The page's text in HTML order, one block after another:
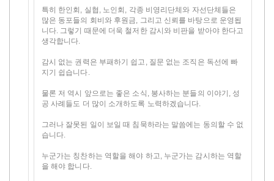
특히 한인회, 실협, 노인회, 각종 비영리단체와 자선단체들은
많은 동포들의 회비와 후원금, 그리고 신뢰를 바탕으로 운영됩
니다. 그렇기 때문에 더욱 철저한 감시와 비판을 받아야 한다고
생각합니다.
감시 없는 권력은 부패하기 쉽고, 질문 없는 조직은 독선에 빠
지기 쉽습니다.
물론 저 역시 앞으로는 좋은 소식, 봉사하는 분들의 이야기, 성
공 사례들도 더 많이 소개하도록 노력하겠습니다.
그러나 잘못된 일이 보일 때 침묵하라는 말씀에는 동의할 수 없
습니다.
누군가는 칭찬하는 역할을 해야 하고, 누군가는 감시하는 역할
을 해야 합니다.